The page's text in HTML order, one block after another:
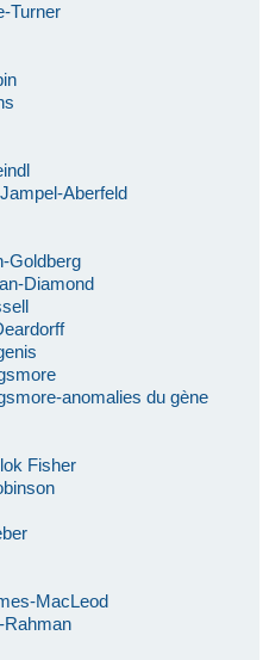
Turner
Aberfeld
Goldberg
Diamond
anomalies du gène
Fisher
MacLeod
Rahman